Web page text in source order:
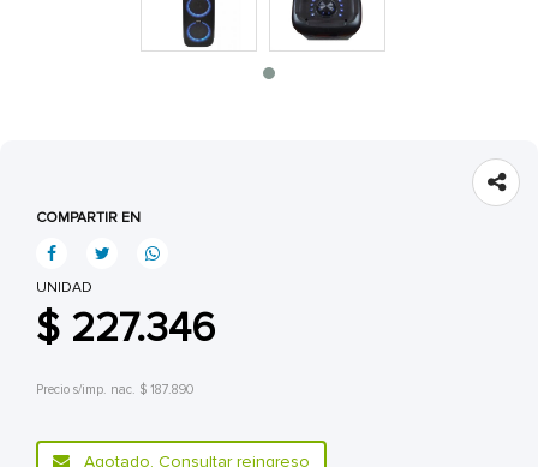
COMPARTIR EN
UNIDAD
$ 227.346
Precio s/imp. nac. $ 187.890
Agotado. Consultar reingreso